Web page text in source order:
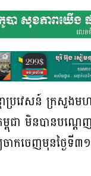
ប្រវេសន៍ ក្រសួងមហា
ពុជា មិនបានបណ្តេ
កចេញមុនថ្ងៃទី៣